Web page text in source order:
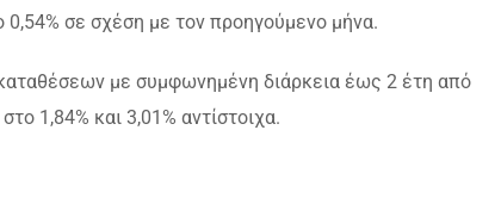
σε σχέση με τον προηγούμενο μήνα.
με συμφωνημένη διάρκεια έως 2 έτη από
1,84% και 3,01% αντίστοιχα.